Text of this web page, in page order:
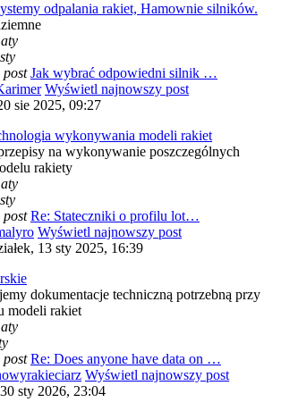
odpalania rakiet, Hamownie silników.
post Jak wybrać odpowiedni silnik …
Wyświetl najnowszy post
sie 2025, 09:27
wykonywania modeli rakiet
na wykonywanie poszczególnych
rakiety
post Re: Stateczniki o profilu lot…
Wyświetl najnowszy post
13 sty 2025, 16:39
dokumentacje techniczną potrzebną przy
modeli rakiet
post Re: Does anyone have data on …
Wyświetl najnowszy post
sty 2026, 23:04